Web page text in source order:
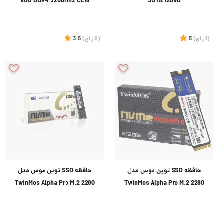
(1 رای)
5
(2 رای)
3.5
حافظه SSD توین موس مدل
TwinMos Alpha Pro M.2 2280
حافظه SSD توین موس مدل
TwinMos Alpha Pro M.2 2280